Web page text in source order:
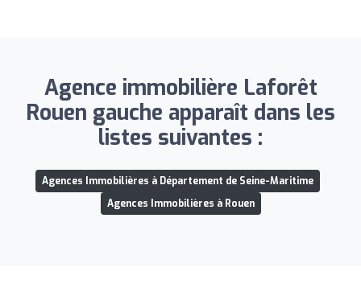
Agence immobilière Laforêt
Rouen gauche apparaît dans les
listes suivantes :
Agences Immobilières à Département de Seine-Maritime
Agences Immobilières à Rouen